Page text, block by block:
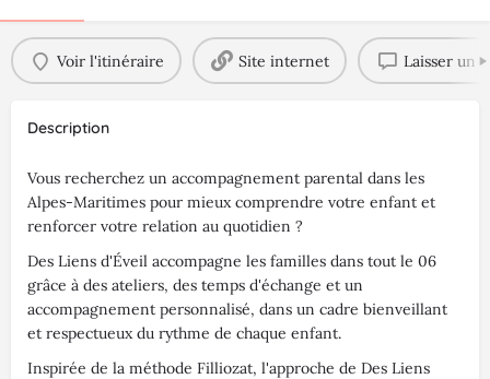
Voir l'itinéraire Site internet Laisser un
Description
Vous recherchez un accompagnement parental dans les
Alpes-Maritimes pour mieux comprendre votre enfant et
renforcer votre relation au quotidien ?
Des Liens d'Éveil accompagne les familles dans tout le 06
grâce à des ateliers, des temps d'échange et un
accompagnement personnalisé, dans un cadre bienveillant
et respectueux du rythme de chaque enfant.
Inspirée de la méthode Filliozat, l'approche de Des Liens